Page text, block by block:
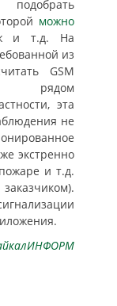
можно
и т.д. На
из
GSM
рядом
эта
не
экстренно
и т.д.